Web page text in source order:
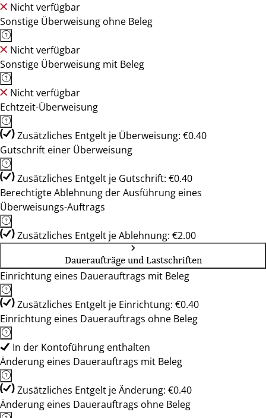
Nicht verfügbar
Sonstige Überweisung ohne Beleg
Nicht verfügbar
Sonstige Überweisung mit Beleg
Nicht verfügbar
Echtzeit-Überweisung
Zusätzliches Entgelt je Überweisung: €0.40
Gutschrift einer Überweisung
Zusätzliches Entgelt je Gutschrift: €0.40
Berechtigte Ablehnung der Ausführung eines
Überweisungs-Auftrags
Zusätzliches Entgelt je Ablehnung: €2.00
Daueraufträge und Lastschriften
Einrichtung eines Dauerauftrags mit Beleg
Zusätzliches Entgelt je Einrichtung: €0.40
Einrichtung eines Dauerauftrags ohne Beleg
In der Kontoführung enthalten
Änderung eines Dauerauftrags mit Beleg
Zusätzliches Entgelt je Änderung: €0.40
Änderung eines Dauerauftrags ohne Beleg